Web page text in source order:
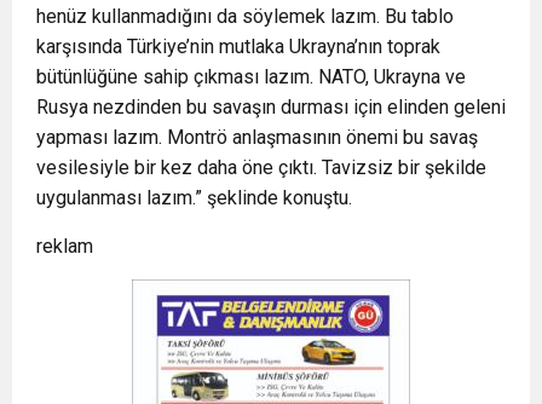
henüz kullanmadığını da söylemek lazım. Bu tablo
karşısında Türkiye’nin mutlaka Ukrayna’nın toprak
bütünlüğüne sahip çıkması lazım. NATO, Ukrayna ve
Rusya nezdinden bu savaşın durması için elinden geleni
yapması lazım. Montrö anlaşmasının önemi bu savaş
vesilesiyle bir kez daha öne çıktı. Tavizsiz bir şekilde
uygulanması lazım.” şeklinde konuştu.
reklam